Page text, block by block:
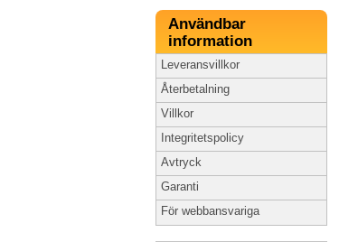
Användbar
information
Leveransvillkor
Återbetalning
Villkor
Integritetspolicy
Avtryck
Garanti
För webbansvariga